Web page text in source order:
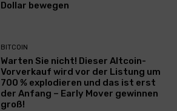
Dollar bewegen
BITCOIN
Warten Sie nicht! Dieser Altcoin-
Vorverkauf wird vor der Listung um
700 % explodieren und das ist erst
der Anfang – Early Mover gewinnen
groß!